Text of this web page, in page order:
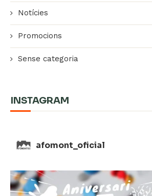
Notícies
Promocions
Sense categoria
INSTAGRAM
afomont_oficial